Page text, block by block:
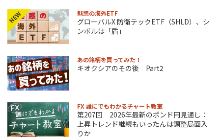
NEW 魅惑の海外ETF
グローバルX 防衛テックETF（SHLD）、シ
ンボルは「盾」
あの銘柄を買ってみた！
キオクシアのその後 Part2
FX 誰にでもわかるチャート教室
第207回 2026年最新のポンド円見通し：
上昇トレンド継続もいったんは調整局面入
りか